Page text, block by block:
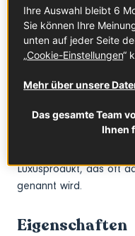
werde vor der vollen
auf und verlieren die
gedämpft. Dieser
Tahitensisein besseres
einige Stunden in die
luftgetrocknet.
Auf die Tahiti-
der weltweiten
Luxusprodukt, das oft
genannt wird.
Eigenschaften
Ihre Auswahl bleibt 6
Sie können Ihre
unten auf jeder Seite
„Cookie-Einstellungen“
Mehr über unsere
Das gesamte Team
Ihnen